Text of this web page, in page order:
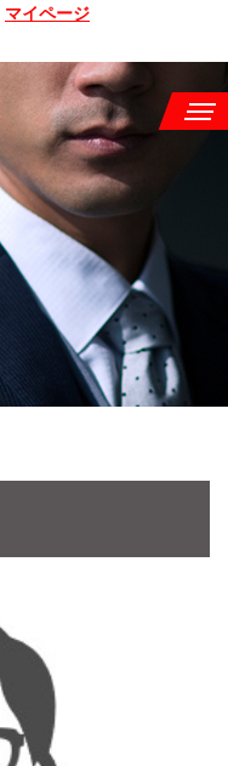
マイページ